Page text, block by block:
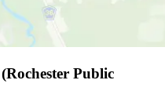
Public